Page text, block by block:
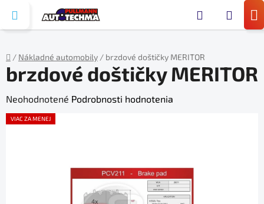
obsah
Domov
/ Nákladné automobily / brzdové doštičky MERITOR
brzdové doštičky MERITOR
Priemerné
hodnotenie
Neohodnotené Podrobnosti hodnotenia
VIAC ZA MENEJ